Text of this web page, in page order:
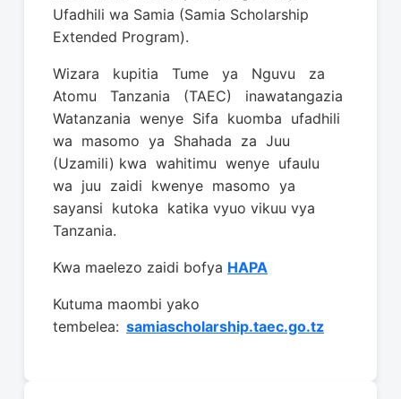
Ufadhili wa Samia (Samia Scholarship
Extended Program).
Wizara kupitia Tume ya Nguvu za
Atomu Tanzania (TAEC) inawatangazia
Watanzania wenye Sifa kuomba ufadhili
wa masomo ya Shahada za Juu
(Uzamili) kwa wahitimu wenye ufaulu
wa juu zaidi kwenye masomo ya
sayansi kutoka katika vyuo vikuu vya
Tanzania.
Kwa maelezo zaidi bofya HAPA
Kutuma maombi yako
tembelea: samiascholarship.taec.go.tz